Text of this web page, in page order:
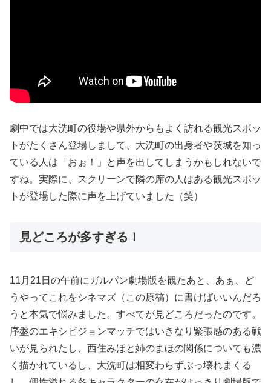
劇中では大洗町の役場や県外からもよく訪れる観光スポッ
トがたくさん登場しまして、大洗町の出身者や茨城を知っ
ている人は「おぉ！」と声を出してしまうかもしれないで
すね。実際に、スクリーンで隣の席の人はある観光スポッ
トが登場した際に声を上げていました（笑）
見どころが多すぎる！
11月21日の午前にガルパン劇場版を観たあと、あぁ、ど
うやってこれをシネマズ（この原稿）に書けばいいんだろ
うと本気で悩みました。すべてが見どころだったのです。
序盤のエキシビジョンマッチではいきなり緊張感のある戦
いが見られたし、西住みほと姉のまほの関係についても濃
く描かれているし、大洗町は相変わらずぶっ壊れまくる